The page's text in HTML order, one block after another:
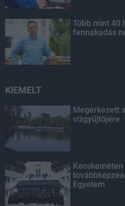
Több mint 40
fennakadás
KIEMELT
Megérkezett
vízgyűjtőjére
Egyetem